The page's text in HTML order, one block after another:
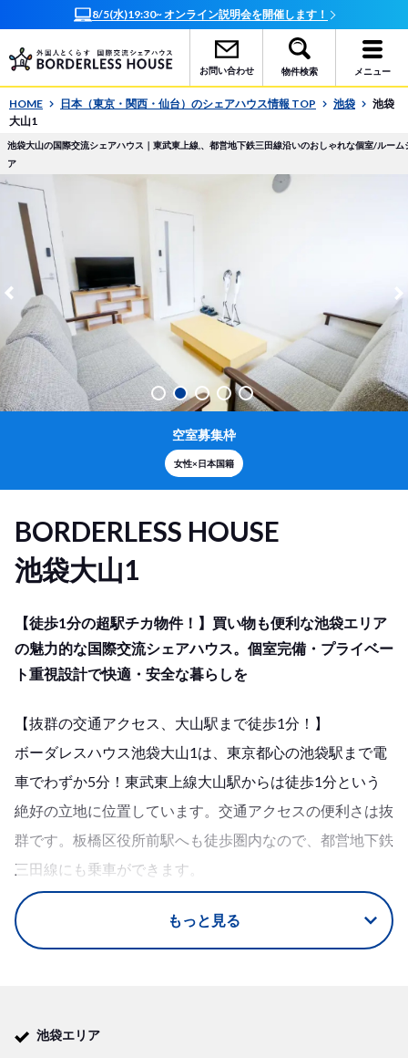
オンラインで簡単相談！お部屋探しサポート随
お問い合わせ 物件検索 メニュー
HOME 日本（東京・関西・仙台）のシェアハウス情報 TOP 池袋
池袋
大山1
池袋大山の国際交流シェアハウス｜東武東上線,、都営地下鉄三田線沿いのおしゃれな個室/ルーム
ア
空室募集枠
女性×日本国籍
BORDERLESS HOUSE
池袋大山1
【徒歩1分の超駅チカ物件！】買い物も便利な池袋エリア
の魅力的な国際交流シェアハウス。個室完備・プライベー
ト重視設計で快適・安全な暮らしを
【抜群の交通アクセス、大山駅まで徒歩1分！】
ボーダレスハウス池袋大山1は、東京都心の池袋駅まで電
車でわずか5分！東武東上線大山駅からは徒歩1分という
絶好の立地に位置しています。交通アクセスの便利さは抜
群です。板橋区役所前駅へも徒歩圏内なので、都営地下鉄
三田線にも乗車ができます。
東武東上線沿いには、「小江戸」の観光地として人気な川
越駅も。外国人ハウスメイトとともに、日本の伝統的な景
大山駅周辺は、都会の騒々しさが見られない閑静な住宅街
もっと見る
池袋エリア